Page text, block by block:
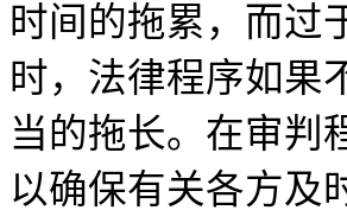
时间的拖累，而过
时，法律程序如果
当的拖长。在审判
以确保有关各方及